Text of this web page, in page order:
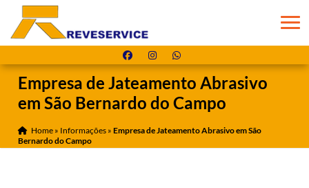
Empresa de Jateamento Abrasivo
em São Bernardo do Campo
Home » Informações »Empresa de Jateamento Abrasivo em São
Bernardo do Campo